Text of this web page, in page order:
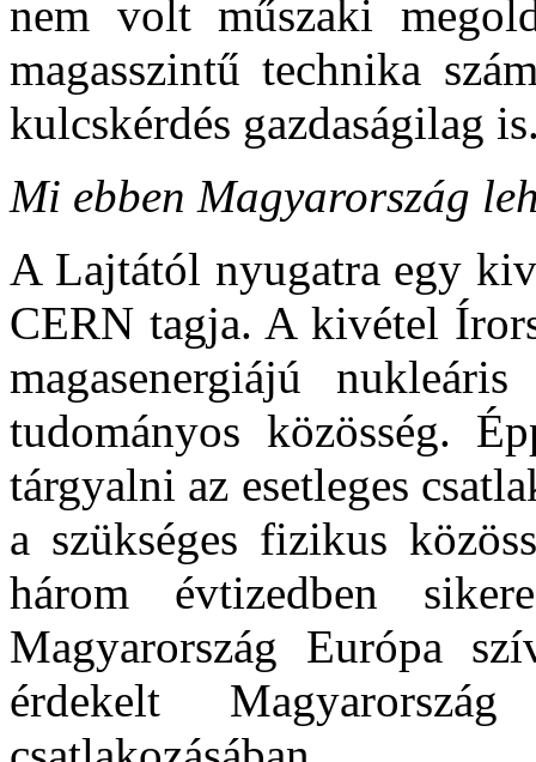
nem volt műszaki
magasszintű technika
kulcskérdés gazdaságilag
Mi ebben Magyarország
A Lajtától nyugatra egy
CERN tagja. A kivétel
magasenergiájú
tudományos közösség.
tárgyalni az esetleges
a szükséges fizikus
három évtizedben
Magyarország Európa
érdekelt